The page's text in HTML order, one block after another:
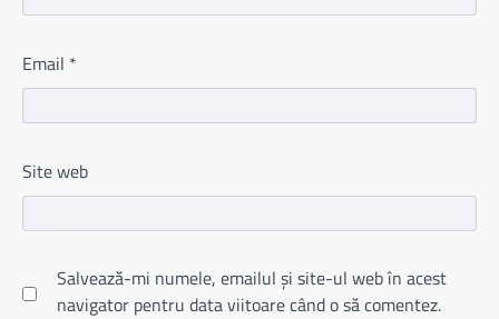
Email *
Site web
Salvează-mi numele, emailul și site-ul web în acest
navigator pentru data viitoare când o să comentez.